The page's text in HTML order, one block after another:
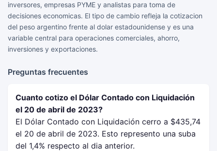
inversores, empresas PYME y analistas para toma de
decisiones economicas. El tipo de cambio refleja la cotizacion
del peso argentino frente al dolar estadounidense y es una
variable central para operaciones comerciales, ahorro,
inversiones y exportaciones.
Preguntas frecuentes
Cuanto cotizo el Dólar Contado con Liquidación
el 20 de abril de 2023?
El Dólar Contado con Liquidación cerro a $435,74
el 20 de abril de 2023. Esto represento una suba
del 1,4% respecto al dia anterior.